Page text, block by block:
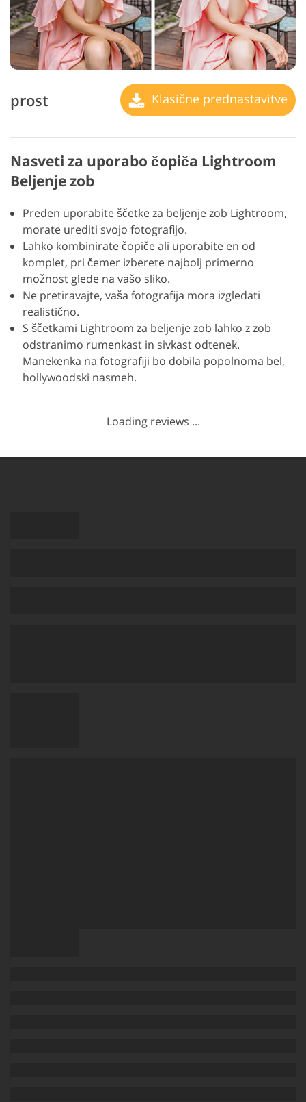
prost Klasične prednastavitve
Nasveti za uporabo čopiča Lightroom
Beljenje zob
Preden uporabite ščetke za beljenje zob Lightroom,
morate urediti svojo fotografijo.
Lahko kombinirate čopiče ali uporabite en od
komplet, pri čemer izberete najbolj primerno
možnost glede na vašo sliko.
Ne pretiravajte, vaša fotografija mora izgledati
realistično.
S ščetkami Lightroom za beljenje zob lahko z zob
odstranimo rumenkast in sivkast odtenek.
Manekenka na fotografiji bo dobila popolnoma bel,
hollywoodski nasmeh.
Loading reviews ...